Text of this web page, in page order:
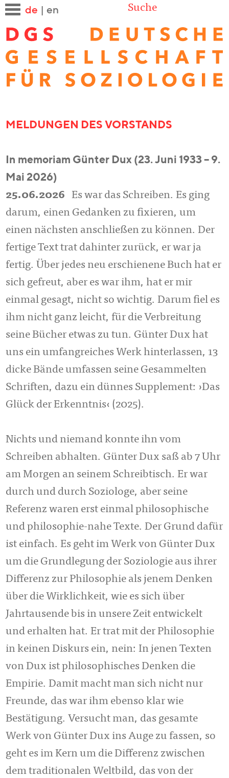
de en Suche
MELDUNGEN DES VORSTANDS
In memoriam Günter Dux (23. Juni 1933 – 9.
Mai 2026)
25.06.2026
Es war das Schreiben. Es ging
darum, einen Gedanken zu fixieren, um
einen nächsten anschließen zu können. Der
fertige Text trat dahinter zurück, er war ja
fertig. Über jedes neu erschienene Buch hat er
sich gefreut, aber es war ihm, hat er mir
einmal gesagt, nicht so wichtig. Darum fiel es
ihm nicht ganz leicht, für die Verbreitung
seine Bücher etwas zu tun. Günter Dux hat
uns ein umfangreiches Werk hinterlassen, 13
dicke Bände umfassen seine Gesammelten
Schriften, dazu ein dünnes Supplement: ›Das
Glück der Erkenntnis‹ (2025).
Nichts und niemand konnte ihn vom
Schreiben abhalten. Günter Dux saß ab 7 Uhr
am Morgen an seinem Schreibtisch. Er war
durch und durch Soziologe, aber seine
Referenz waren erst einmal philosophische
und philosophie-nahe Texte. Der Grund dafür
ist einfach. Es geht im Werk von Gün­ter Dux
um die Grundlegung der Soziologie aus ihrer
Differenz zur Philosophie als jenem Denken
über die Wirklichkeit, wie es sich über
Jahrtausende bis in unsere Zeit entwickelt
und erhalten hat. Er trat mit der Philosophie
in keinen Diskurs ein, nein: In jenen Texten
von Dux ist philosophisches Denken die
Empirie. Damit macht man sich nicht nur
Freunde, das war ihm ebenso klar wie
Bestätigung. Versucht man, das gesamte
Werk von Günter Dux ins Auge zu fassen, so
geht es im Kern um die Differenz zwischen
dem traditionalen Weltbild, das von der